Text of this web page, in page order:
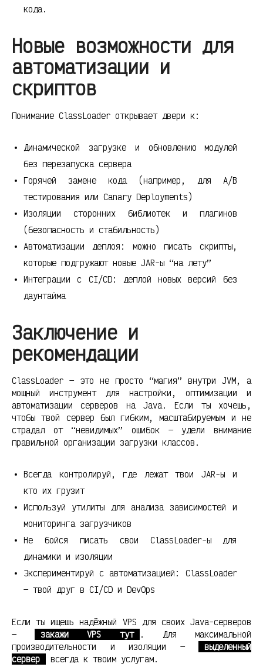
кода.
Новые возможности для
автоматизации и
скриптов
Понимание ClassLoader открывает двери к:
Динамической загрузке и обновлению модулей
без перезапуска сервера
Горячей замене кода (например, для A/B
тестирования или Canary Deployments)
Изоляции сторонних библиотек и плагинов
(безопасность и стабильность)
Автоматизации деплоя: можно писать скрипты,
которые подгружают новые JAR-ы “на лету”
Интеграции с CI/CD: деплой новых версий без
даунтайма
Заключение и
рекомендации
ClassLoader — это не просто “магия” внутри JVM, а
мощный инструмент для настройки, оптимизации и
автоматизации серверов на Java. Если ты хочешь,
чтобы твой сервер был гибким, масштабируемым и не
страдал от “невидимых” ошибок — удели внимание
правильной организации загрузки классов.
Всегда контролируй, где лежат твои JAR-ы и
кто их грузит
Используй утилиты для анализа зависимостей и
мониторинга загрузчиков
Не бойся писать свои ClassLoader-ы для
динамики и изоляции
Экспериментируй с автоматизацией: ClassLoader
— твой друг в CI/CD и DevOps
Если ты ищешь надёжный VPS для своих Java-серверов
—
закажи VPS тут
. Для максимальной
производительности и изоляции —
выделенный
сервер
всегда к твоим услугам.